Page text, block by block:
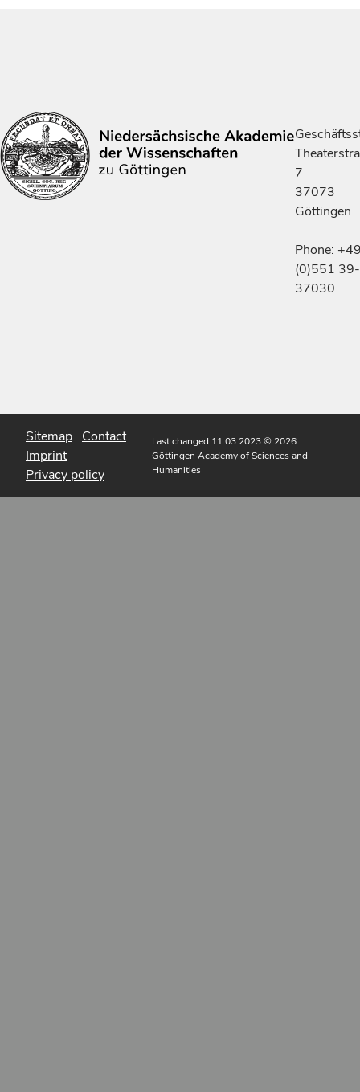
7
37073
Göttingen
Phone:
(0)551 39-
37030
Sitemap Contact
Imprint
Privacy policy
Last changed 11.03.2023© 2026
Göttingen Academy of Sciences and
Humanities